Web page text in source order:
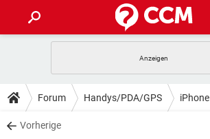
ANDROID IOS
WINDOWS 10
TIPPS & TRICKS
SPIELE STREAMING
DOWNLOADS
Forum Handys/PDA/GPS iPhone
Vorherige